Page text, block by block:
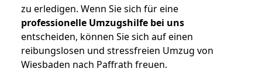
zu erledigen. Wenn Sie sich für eine
professionelle Umzugshilfe bei uns
entscheiden, können Sie sich auf einen
reibungslosen und stressfreien Umzug von
Wiesbaden nach Paffrath freuen.